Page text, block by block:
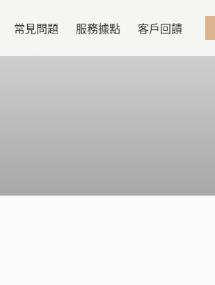
常見問題 服務據點 客戶回饋